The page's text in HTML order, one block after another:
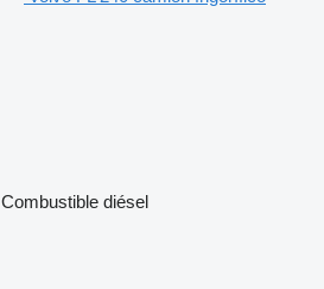
Combustible diésel